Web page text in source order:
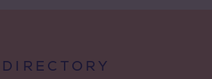
DIRECTORY